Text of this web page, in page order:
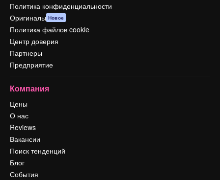
Политика конфиденциальности
Оригиналы Новое
Политика файлов cookie
Центр доверия
Партнеры
Предприятие
Компания
Цены
О нас
Reviews
Вакансии
Поиск тенденций
Блог
События